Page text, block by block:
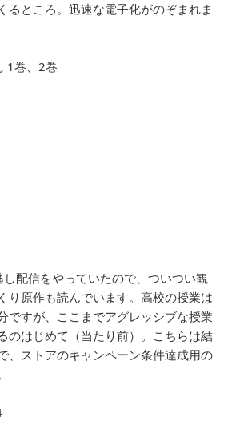
るところ。迅速な電子化がのぞまれま
1巻、2巻
配信をやっていたので、ついつい観
り原作も読んでいます。高校の授業は
ですが、ここまでアグレッシブな授業
のはじめて（当たり前）。こちらは結
、ストアのキャンペーン条件達成用の